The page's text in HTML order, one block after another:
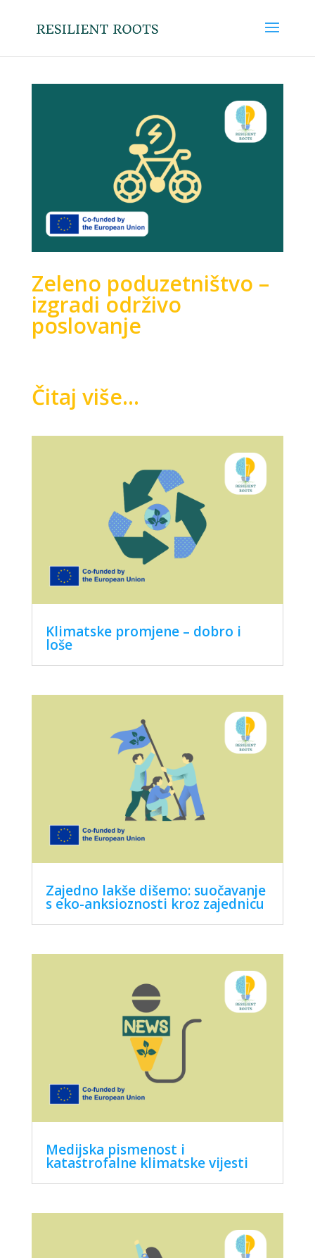
Zeleno poduzetništvo –
izgradi održivo
poslovanje
Čitaj više...
Klimatske promjene – dobro i
loše
Zajedno lakše dišemo: suočavanje
s eko-anksioznosti kroz zajednicu
Medijska pismenost i
katastrofalne klimatske vijesti